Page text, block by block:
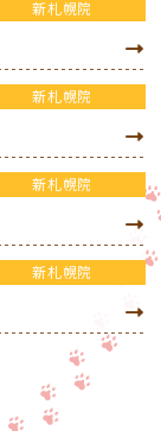
新札幌院
新札幌院
新札幌院
新札幌院